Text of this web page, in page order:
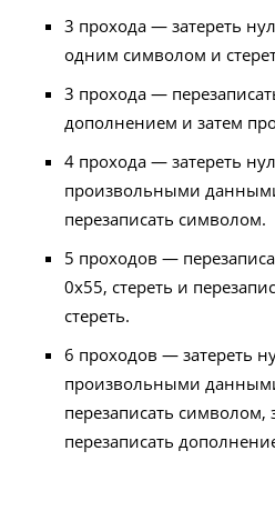
3 прохода — затереть
одним символом и
3 прохода —
дополнением и затем
4 прохода — затереть
произвольными
перезаписать символом.
5 проходов —
0x55, стереть и
стереть.
6 проходов — затереть
произвольными
перезаписать символом,
перезаписать